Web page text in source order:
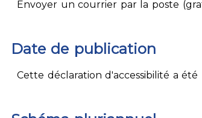
Envoyer un courrier par la poste
Date de publication
Cette déclaration d'accessibilité a